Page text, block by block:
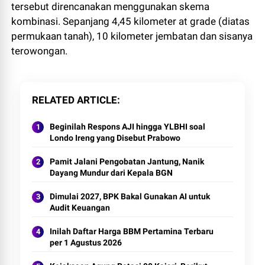
tersebut direncanakan menggunakan skema
kombinasi. Sepanjang 4,45 kilometer at grade (diatas
permukaan tanah), 10 kilometer jembatan dan sisanya
terowongan.
RELATED ARTICLE
Beginilah Respons AJI hingga YLBHI soal
Londo Ireng yang Disebut Prabowo
Pamit Jalani Pengobatan Jantung, Nanik
Dayang Mundur dari Kepala BGN
Dimulai 2027, BPK Bakal Gunakan AI untuk
Audit Keuangan
Inilah Daftar Harga BBM Pertamina Terbaru
per 1 Agustus 2026